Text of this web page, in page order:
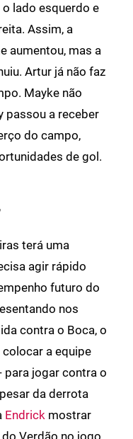
lado esquerdo e
Assim, a
aumentou, mas a
Artur já não faz
Mayke não
passou a receber
do campo,
de gol.
terá uma
agir rápido
futuro do
nos
contra o Boca, o
a equipe
para jogar contra o
da derrota
Endrick mostrar
Verdão no jogo